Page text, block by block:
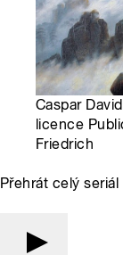
Caspar
licence
Friedrich
Přehrát celý seriál